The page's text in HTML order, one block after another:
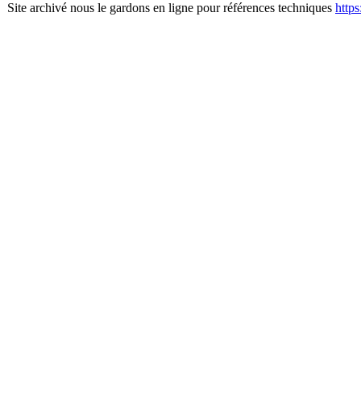
Site archivé nous le gardons en ligne pour références techniques